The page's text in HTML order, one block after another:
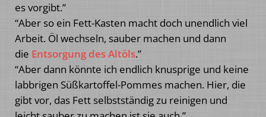
es vorgibt.”
“Aber so ein Fett-Kasten macht doch unendlich viel
Arbeit. Öl wechseln, sauber machen und dann
die Entsorgung des Altöls.”
“Aber dann könnte ich endlich knusprige und keine
labbrigen Süßkartoffel-Pommes machen. Hier, die
gibt vor, das Fett selbstständig zu reinigen und